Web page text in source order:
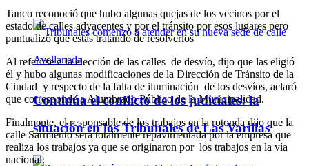
Continúa el conflicto de los judiciales: la
situación en los Tribunales de Las Varillas
Tanco reconoció que hubo algunas quejas de los vecinos por el
estado de calles adyacentes y por el tránsito por esos lugares pero
puntualizó que estás tratando de resolverlos
Al referirse a la elección de las calles de desvío, dijo que las eligió
él y hubo algunas modificaciones de la Dirección de Tránsito de la
Ciudad y respecto de la falta de iluminación de los desvíos, aclaró
que corresponde a Alumbrado Público de la Municipalidad.
Finalmente, el responsable de los trabajos en la rotonda dijo que la
calle Sarmiento será totalmente repavimentada por la empresa que
realiza los trabajos ya que se originaron por los trabajos en la vía
nacional.